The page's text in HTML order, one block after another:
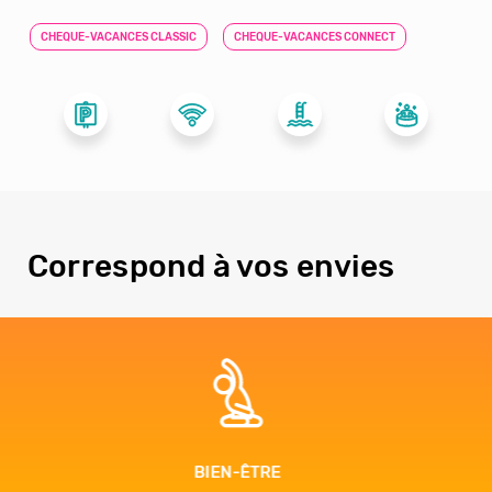
CHEQUE-VACANCES CLASSIC CHEQUE-VACANCES CONNECT
Correspond à vos envies
ADRÉNALINE